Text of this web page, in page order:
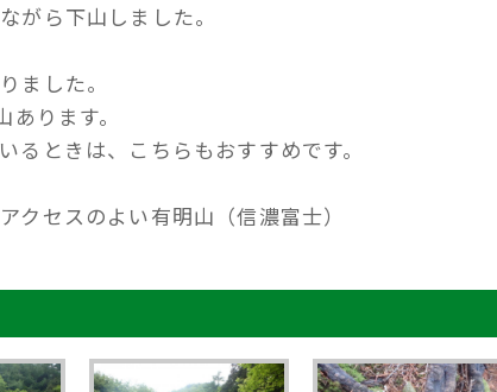
がら下山しました。
ました。
ります。
ときは、こちらもおすすめです。
クセスのよい有明山（信濃富士）